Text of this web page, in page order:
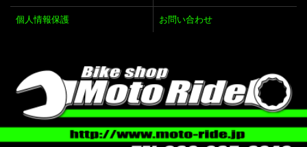
個人情報保護 お問い合わせ